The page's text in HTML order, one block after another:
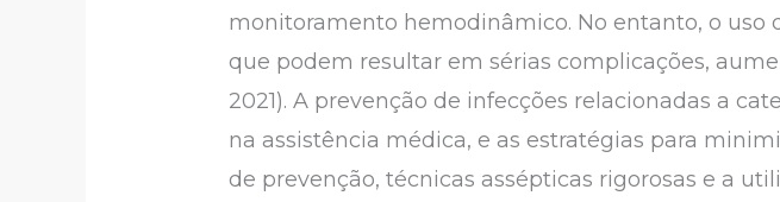
monitoramento hemodinâmico. No entanto, o uso
que podem resultar em sérias complicações,
2021). A prevenção de infecções relacionadas a
na assistência médica, e as estratégias para
de prevenção, técnicas assépticas rigorosas e a